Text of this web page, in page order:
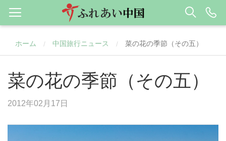
ホーム / 中国旅行ニュース / 菜の花の季節（その五）
菜の花の季節（その五）
2012年02月17日